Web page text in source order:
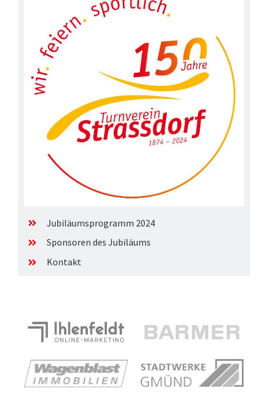
Jubiläumsprogramm 2024
Sponsoren des Jubiläums
Kontakt